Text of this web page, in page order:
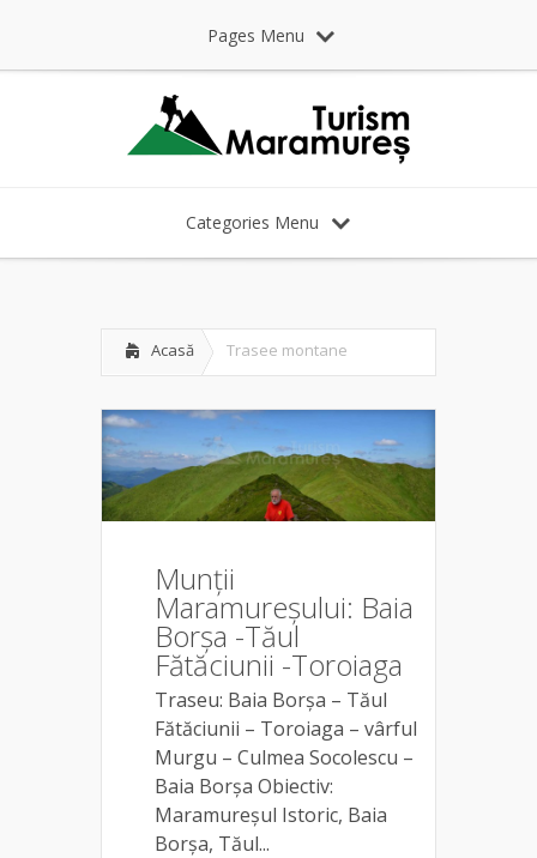
Pages Menu
Categories Menu
Acasă Trasee montane
Munții
Maramureșului: Baia
Borșa -Tăul
Fătăciunii -Toroiaga
Traseu: Baia Borșa – Tăul
Fătăciunii – Toroiaga – vârful
Murgu – Culmea Socolescu –
Baia Borșa Obiectiv:
Maramureșul Istoric, Baia
Borșa, Tăul...